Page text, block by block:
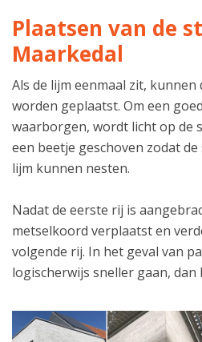
Plaatsen van de
Maarkedal
Als de lijm eenmaal zit,
worden geplaatst. Om een
waarborgen, wordt licht op de
een beetje geschoven zodat
lijm kunnen nesten.
Nadat de eerste rij is
metselkoord verplaatst en
volgende rij. In het geval van
logischerwijs sneller gaan,